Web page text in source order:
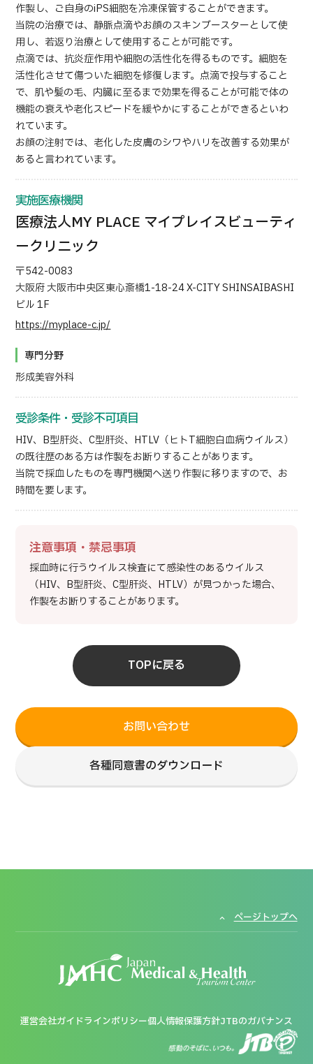
運営会社
個人情報保護方針
ガイドラインポリシー
JTBのガバナンス
日本語 ENGLISH
お問い合わせ
お問い合わせ
各種同意書のダウンロード
作製し、ご自身のiPS細胞を冷凍保管することができます。
当院の治療では、静脈点滴やお顔のスキンブースターとして使
用し、若返り治療として使用することが可能です。
点滴では、抗炎症作用や細胞の活性化を得るものです。細胞を
活性化させて傷ついた細胞を修復します。点滴で投与すること
で、肌や髪の毛、内臓に至るまで効果を得ることが可能で体の
機能の衰えや老化スピードを緩やかにすることができるといわ
れています。
お顔の注射では、老化した皮膚のシワやハリを改善する効果が
あると言われています。
実施医療機関
医療法人MY PLACE マイプレイスビューティ
ークリニック
〒542-0083
大阪府 大阪市中央区東心斎橋1-18-24 X-CITY SHINSAIBASHI
ビル 1F
https://myplace-c.jp/
専門分野
形成美容外科
受診条件・受診不可項目
HIV、B型肝炎、C型肝炎、HTLV（ヒトT細胞白血病ウイルス）
の既往歴のある方は作製をお断りすることがあります。
当院で採血したものを専門機関へ送り作製に移りますので、お
時間を要します。
注意事項・禁忌事項
採血時に行うウイルス検査にて感染性のあるウイルス
（HIV、B型肝炎、C型肝炎、HTLV）が見つかった場合、
作製をお断りすることがあります。
TOPに戻る
ページトップへ
運営会社ガイドラインポリシー個人情報保護方針JTBのガバナンス